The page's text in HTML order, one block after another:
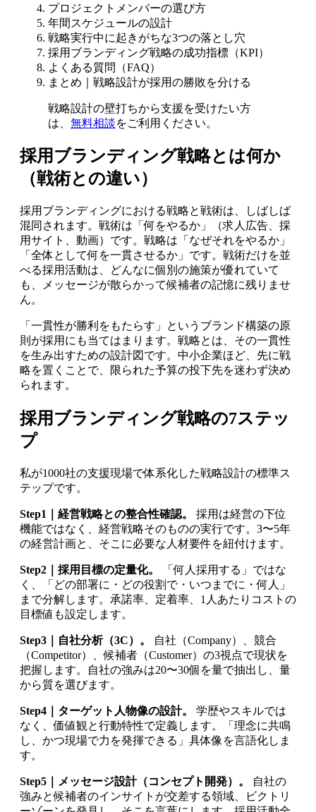
プロジェクトメンバーの選び方
年間スケジュールの設計
戦略実行中に起きがちな3つの落とし穴
採用ブランディング戦略の成功指標（KPI）
よくある質問（FAQ）
まとめ｜戦略設計が採用の勝敗を分ける
戦略設計の壁打ちから支援を受けたい方
は、 無料相談をご利用ください。
採用ブランディング戦略とは何か
（戦術との違い）
採用ブランディングにおける戦略と戦術は、しばしば
混同されます。戦術は「何をやるか」（求人広告、採
用サイト、動画）です。戦略は「なぜそれをやるか」
「全体として何を一貫させるか」です。戦術だけを並
べる採用活動は、どんなに個別の施策が優れていて
も、メッセージが散らかって候補者の記憶に残りませ
ん。
「一貫性が勝利をもたらす」というブランド構築の原
則が採用にも当てはまります。戦略とは、その一貫性
を生み出すための設計図です。中小企業ほど、先に戦
略を置くことで、限られた予算の投下先を迷わず決め
られます。
採用ブランディング戦略の7ステッ
プ
私が1000社の支援現場で体系化した戦略設計の標準ス
テップです。
Step1｜経営戦略との整合性確認。
採用は経営の下位
機能ではなく、経営戦略そのものの実行です。3〜5年
の経営計画と、そこに必要な人材要件を紐付けます。
Step2｜採用目標の定量化。
「何人採用する」ではな
く、「どの部署に・どの役割で・いつまでに・何人」
まで分解します。承諾率、定着率、1人あたりコストの
目標値も設定します。
Step3｜自社分析（3C）。
自社（Company）、競合
（Competitor）、候補者（Customer）の3視点で現状を
把握します。自社の強みは20〜30個を量で抽出し、量
から質を選びます。
Step4｜ターゲット人物像の設計。
学歴やスキルでは
なく、価値観と行動特性で定義します。「理念に共鳴
し、かつ現場で力を発揮できる」具体像を言語化しま
す。
Step5｜メッセージ設計（コンセプト開発）。
自社の
強みと候補者のインサイトが交差する領域、ビクトリ